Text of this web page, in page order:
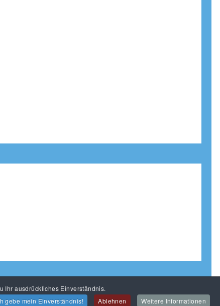
Ihr ausdrückliches Einverständnis.
gebe mein Einverständnis!
Ablehnen Weitere Informationen